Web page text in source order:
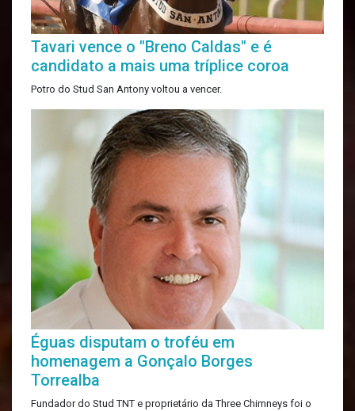
Tavari vence o "Breno Caldas" e é
candidato a mais uma tríplice coroa
Potro do Stud San Antony voltou a vencer.
Éguas disputam o troféu em
homenagem a Gonçalo Borges
Torrealba
Fundador do Stud TNT e proprietário da Three Chimneys foi o